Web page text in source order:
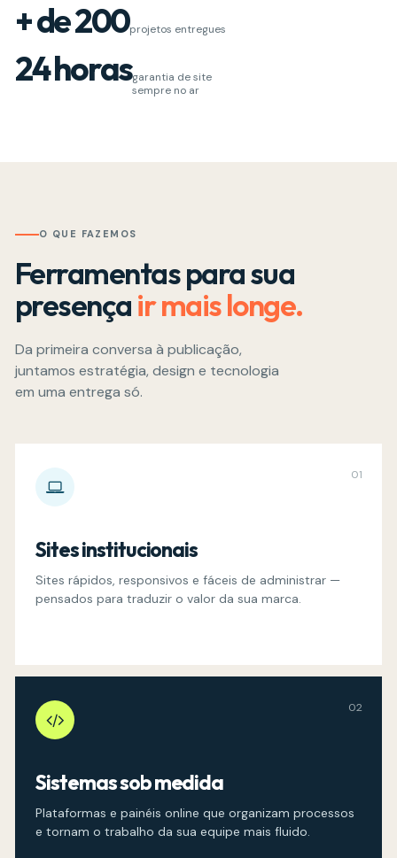
+ de 200projetos entregues
24 horasgarantia de site
sempre no ar
O QUE FAZEMOS
Ferramentas para sua
presençair mais longe.
Da primeira conversa à publicação,
juntamos estratégia, design e tecnologia
em uma entrega só.
01
Sites institucionais
Sites rápidos, responsivos e fáceis de administrar —
pensados para traduzir o valor da sua marca.
02
Sistemas sob medida
Plataformas e painéis online que organizam processos
e tornam o trabalho da sua equipe mais fluido.